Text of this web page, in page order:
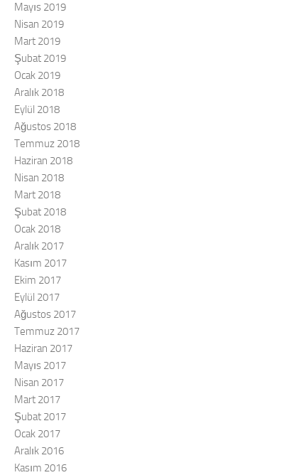
Mayıs 2019
Nisan 2019
Mart 2019
Şubat 2019
Ocak 2019
Aralık 2018
Eylül 2018
Ağustos 2018
Temmuz 2018
Haziran 2018
Nisan 2018
Mart 2018
Şubat 2018
Ocak 2018
Aralık 2017
Kasım 2017
Ekim 2017
Eylül 2017
Ağustos 2017
Temmuz 2017
Haziran 2017
Mayıs 2017
Nisan 2017
Mart 2017
Şubat 2017
Ocak 2017
Aralık 2016
Kasım 2016